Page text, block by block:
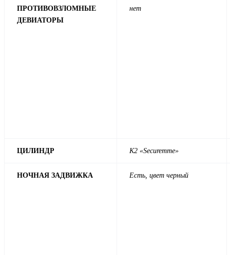
ПРОТИВОВЗЛОМНЫЕ
ДЕВИАТОРЫ
нет
ЦИЛИНДР К2 «Securemme»
НОЧНАЯ ЗАДВИЖКА Есть, цвет черный